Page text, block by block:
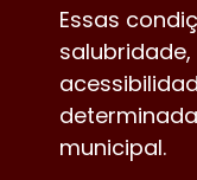
Essas
municipal.